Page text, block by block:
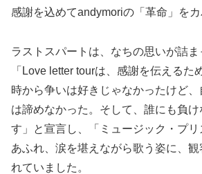
感謝を込めてandymoriの「革命」をカ
ラストスパートは、なちの思いが詰ま
「Love letter tourは、感謝を伝えるた
時から争いは好きじゃなかったけど
は諦めなかった。そして、誰にも負け
す」と宣言し、「ミュージック・プ
あふれ、涙を堪えながら歌う姿に、
れていました。